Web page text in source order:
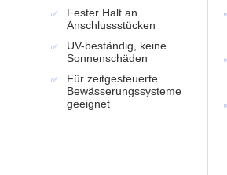
Fester Halt an
Anschlussstücken
UV-beständig, keine
Sonnenschäden
Für zeitgesteuerte
Bewässerungssysteme
geeignet